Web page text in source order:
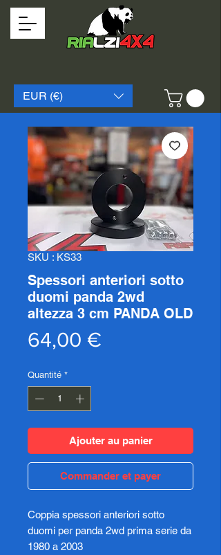
EUR (€)
SKU : KS33
Spessori anteriori sotto
duomi panda 2wd
altezza 3 cm PANDA OLD
64,00 €
Quantité *
Ajouter au panier
Commander et payer
Coppia spessori anteriori sotto
duomi per panda 2wd prima serie da
1980 a 2003